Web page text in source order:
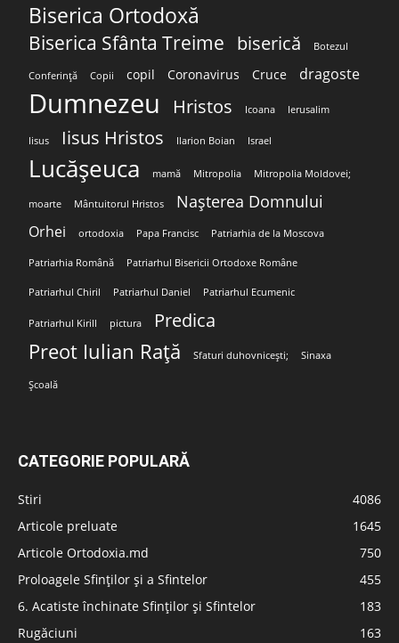
Biserica Ortodoxă
Biserica Sfânta Treime biserică Botezul
Conferință Copii copil Coronavirus Cruce dragoste
Dumnezeu Hristos Icoana Ierusalim
Iisus Iisus Hristos Ilarion Boian Israel
Lucășeuca mamă Mitropolia Mitropolia Moldovei;
moarte Mântuitorul Hristos Nașterea Domnului
Orhei ortodoxia Papa Francisc Patriarhia de la Moscova
Patriarhia Română Patriarhul Bisericii Ortodoxe Române
Patriarhul Chiril Patriarhul Daniel Patriarhul Ecumenic
Patriarhul Kirill pictura Predica
Preot Iulian Rață Sfaturi duhovnicești; Sinaxa
Școală
CATEGORIE POPULARĂ
Stiri
4086
Articole preluate
1645
Articole Ortodoxia.md
750
Proloagele Sfinților și a Sfintelor
455
6. Acatiste închinate Sfinților și Sfintelor
183
Rugăciuni
163